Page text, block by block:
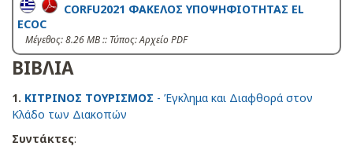
CORFU2021 ΦΑΚΕΛΟΣ ΥΠΟΨΗΦΙΟΤΗΤΑΣ EL
ECOC
Mέγεθος: 8.26 MB :: Τύπος: Αρχείο PDF
ΒΙΒΛΙΑ
1. ΚΙΤΡΙΝΟΣ ΤΟΥΡΙΣΜΟΣ - Έγκλημα και Διαφθορά στον
Κλάδο των Διακοπών
Συντάκτες: